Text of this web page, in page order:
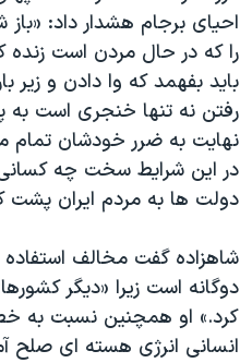
احیای برجام هشدار داد:
را که در حال مردن است زنده
باید بفهمد که وا دادن و زیر
رفتن نه تنها خنجری است به
نهایت به ضرر خودشان
در این شرایط سخت چه کسانی
دولت ها به مردم ایران پشت
شاهزاده گفت مخالف
دوگانه است زیرا «دیگر
کرد.» او همچنین نسبت به
انسانی انرژی هسته ای صلح